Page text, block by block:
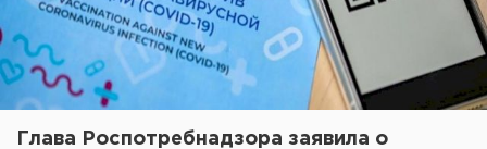
Глава Роспотребнадзора заявила о